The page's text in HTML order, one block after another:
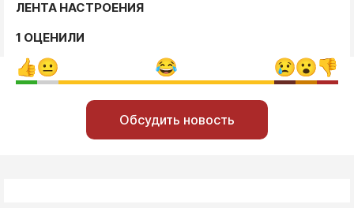
ЛЕНТА НАСТРОЕНИЯ
1 ОЦЕНИЛИ
Обсудить новость